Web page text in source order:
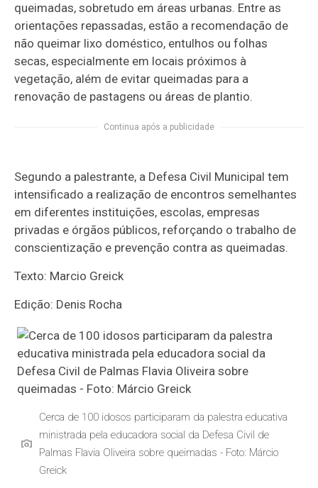
queimadas, sobretudo em áreas urbanas. Entre as
orientações repassadas, estão a recomendação de
não queimar lixo doméstico, entulhos ou folhas
secas, especialmente em locais próximos à
vegetação, além de evitar queimadas para a
renovação de pastagens ou áreas de plantio.
Continua após a publicidade
Segundo a palestrante, a Defesa Civil Municipal tem
intensificado a realização de encontros semelhantes
em diferentes instituições, escolas, empresas
privadas e órgãos públicos, reforçando o trabalho de
conscientização e prevenção contra as queimadas.
Texto: Marcio Greick
Edição: Denis Rocha
Cerca de 100 idosos participaram da palestra educativa
ministrada pela educadora social da Defesa Civil de
Palmas Flavia Oliveira sobre queimadas - Foto: Márcio
Greick